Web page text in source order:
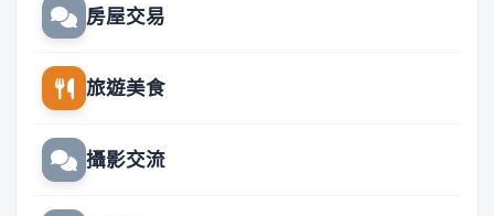
房屋交易
旅遊美食
攝影交流